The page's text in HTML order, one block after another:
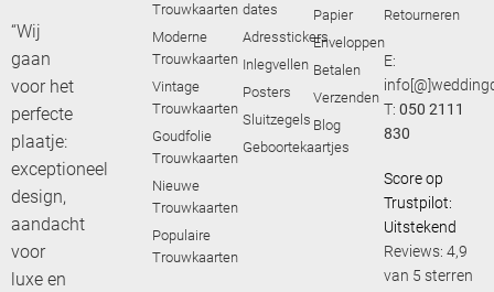
“Wij
gaan
voor het
perfecte
plaatje:
exceptioneel
design,
aandacht
voor
luxe en
Trouwkaarten
Moderne
Trouwkaarten
Vintage
Trouwkaarten
Goudfolie
Trouwkaarten
Nieuwe
Trouwkaarten
Populaire
Trouwkaarten
dates
Adresstickers
Inlegvellen
Posters
Sluitzegels
Geboortekaartjes
Papier
Enveloppen
Betalen
Verzenden
Blog
Retourneren
E:
T:050 2111
830
Score op
Trustpilot:
Uitstekend
Reviews: 4,9
van 5 sterren